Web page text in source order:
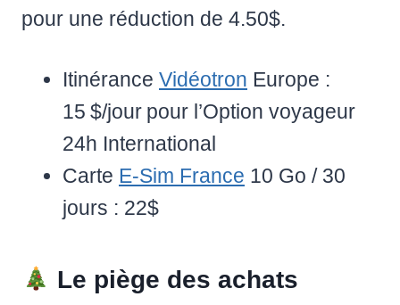
pour une réduction de 4.50$.
Itinérance Vidéotron Europe :
15 $/jour pour l’Option voyageur
24h International
Carte E-Sim France 10 Go / 30
jours : 22$
Le piège des achats